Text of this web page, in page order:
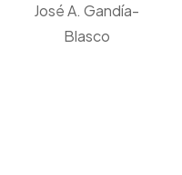
José A. Gandía-
Blasco